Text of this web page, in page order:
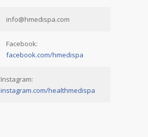
info@hmedispa.com
Facebook:
facebook.com/hmedispa
Instagram:
instagram.com/healthmedispa